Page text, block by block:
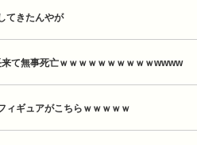
てきたんやが
来て無事死亡ｗｗｗｗｗｗｗｗｗｗwwww
ィギュアがこちらｗｗｗｗｗ